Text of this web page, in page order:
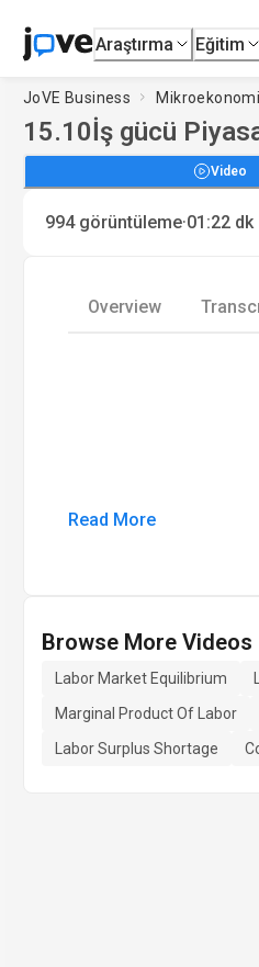
Araştırma Eğitim
JoVE Business Mikroekonomi
15.10İş gücü
Video
994 görüntüleme·01:22 dk
Overview
Read More
Browse More Videos
Labor Market Equilibrium
Marginal Product Of Labor
Labor Surplus Shortage